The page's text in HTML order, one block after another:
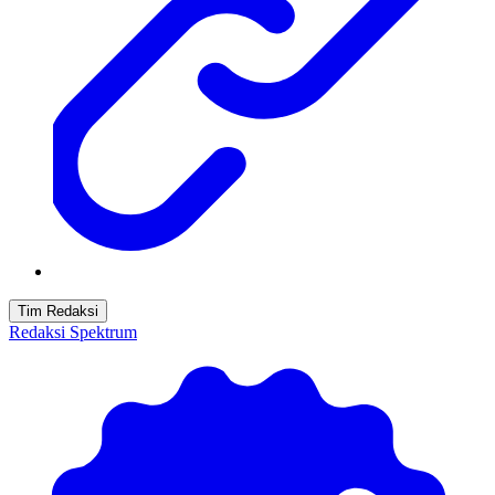
Tim Redaksi
Redaksi Spektrum